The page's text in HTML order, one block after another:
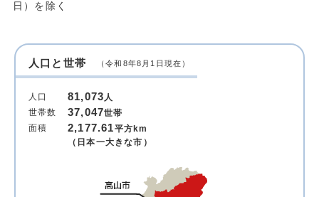
日）を除く
人口と世帯 （令和8年8月1日現在）
人口 81,073人
世帯数
37,047世帯
面積
2,177.61平方km
（日本一大きな市）